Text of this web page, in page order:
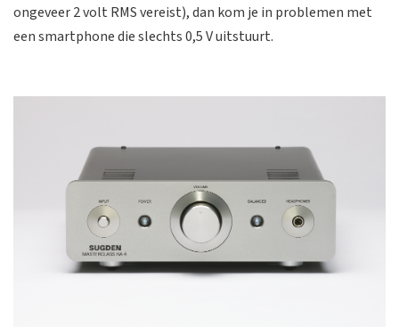
ongeveer 2 volt RMS vereist), dan kom je in problemen met
een smartphone die slechts 0,5 V uitstuurt.